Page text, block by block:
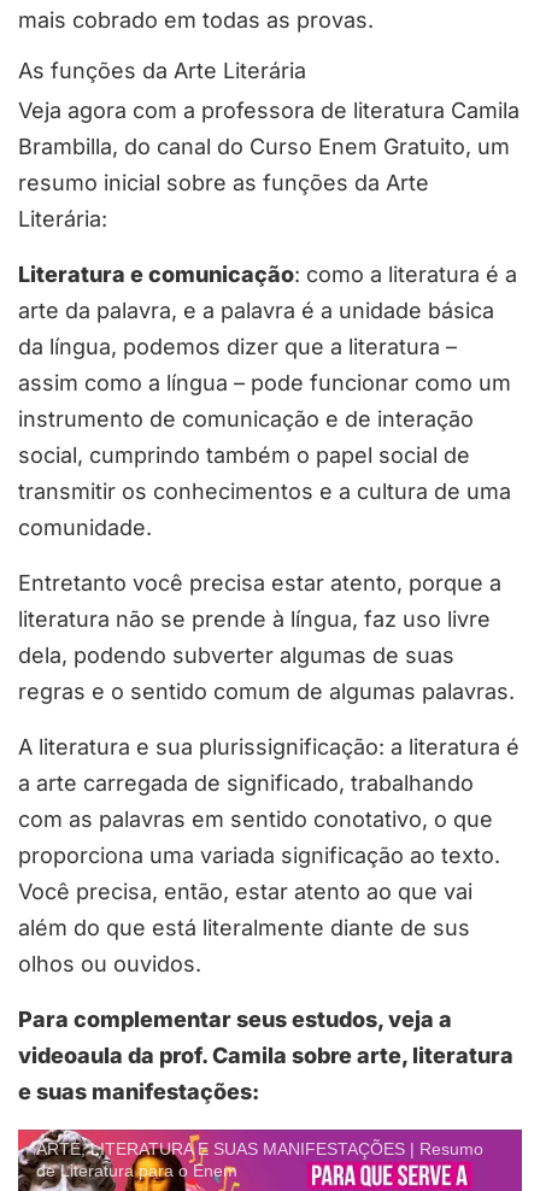
mais cobrado em todas as provas.
As funções da Arte Literária
Veja agora com a professora de literatura Camila
Brambilla, do canal do Curso Enem Gratuito, um
resumo inicial sobre as funções da Arte
Literária:
Literatura e comunicação: como a literatura é a
arte da palavra, e a palavra é a unidade básica
da língua, podemos dizer que a literatura –
assim como a língua – pode funcionar como um
instrumento de comunicação e de interação
social, cumprindo também o papel social de
transmitir os conhecimentos e a cultura de uma
comunidade.
Entretanto você precisa estar atento, porque a
literatura não se prende à língua, faz uso livre
dela, podendo subverter algumas de suas
regras e o sentido comum de algumas palavras.
A literatura e sua plurissignificação: a literatura é
a arte carregada de significado, trabalhando
com as palavras em sentido conotativo, o que
proporciona uma variada significação ao texto.
Você precisa, então, estar atento ao que vai
além do que está literalmente diante de sus
olhos ou ouvidos.
Para complementar seus estudos, veja a
videoaula da prof. Camila sobre arte, literatura
e suas manifestações:
ARTE, LITERATURA E SUAS MANIFESTAÇÕES | Resumo
de Literatura para o Enem